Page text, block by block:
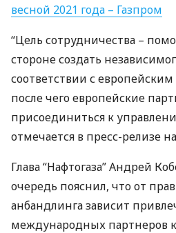
весной 2021 года – Газпром
“Цель сотрудничества –
стороне создать
соответствии с
после чего европейские
присоединиться к
отмечается в пресс-релизе
Глава “Нафтогаза” Андрей
очередь пояснил, что от
анбандлинга зависит
международных партнеров